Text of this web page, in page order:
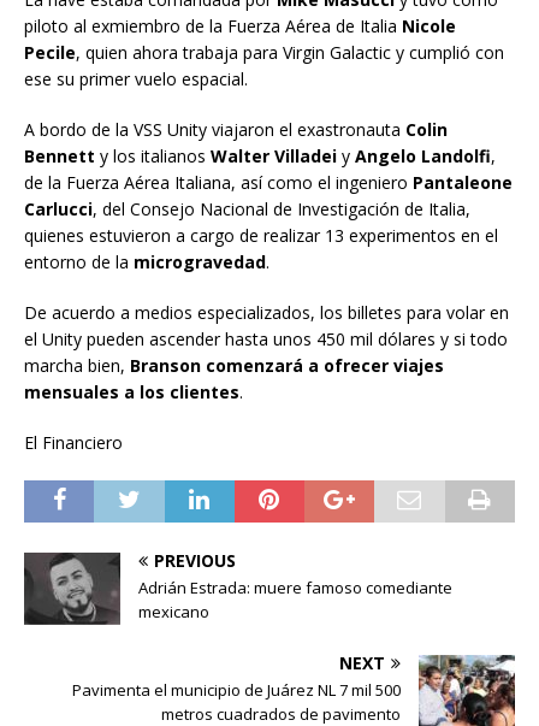
piloto al exmiembro de la Fuerza Aérea de Italia Nicole
Pecile, quien ahora trabaja para Virgin Galactic y cumplió con
ese su primer vuelo espacial.
A bordo de la VSS Unity viajaron el exastronauta Colin
Bennett y los italianos Walter Villadei y Angelo Landolfi,
de la Fuerza Aérea Italiana, así como el ingeniero Pantaleone
Carlucci, del Consejo Nacional de Investigación de Italia,
quienes estuvieron a cargo de realizar 13 experimentos en el
entorno de la microgravedad.
De acuerdo a medios especializados, los billetes para volar en
el Unity pueden ascender hasta unos 450 mil dólares y si todo
marcha bien, Branson comenzará a ofrecer viajes
mensuales a los clientes.
El Financiero
PREVIOUS
Adrián Estrada: muere famoso comediante
mexicano
NEXT
Pavimenta el municipio de Juárez NL 7 mil 500
metros cuadrados de pavimento